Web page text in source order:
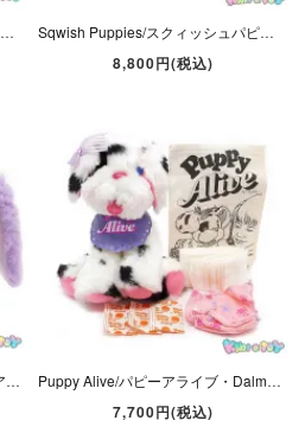
Magic Meadow Ponies/マジックメドウポニー・Sugar・グリッターシルバー・Cabbage Patch Kids/キャベッジパッチキッズ・1992年・HASBRO Sqwish Puppies/スクィッシュパピーズ・ホワイト×ピンク×パープル・ぬいぐるみ・1991年・Cap Toys
8,800円(税込)
Puppy Check-Up/パピーチェックアップ・Plush/ぬいぐるみ・ラバーフェイス・イヌ・1994年・Kenner Puppy Alive/パピーアライブ・Dalmatian/ダルメシアン/イヌ・Plush/ぬいぐるみ・1991年・Kenner
7,700円(税込)